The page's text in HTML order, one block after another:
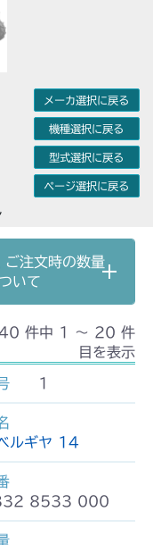
メーカ選択に戻る
機種選択に戻る
型式選択に戻る
ページ選択に戻る
ご注文時の数量
いて
件中 1 〜 20 件
目を表示
1
ルギヤ 14
8533 000